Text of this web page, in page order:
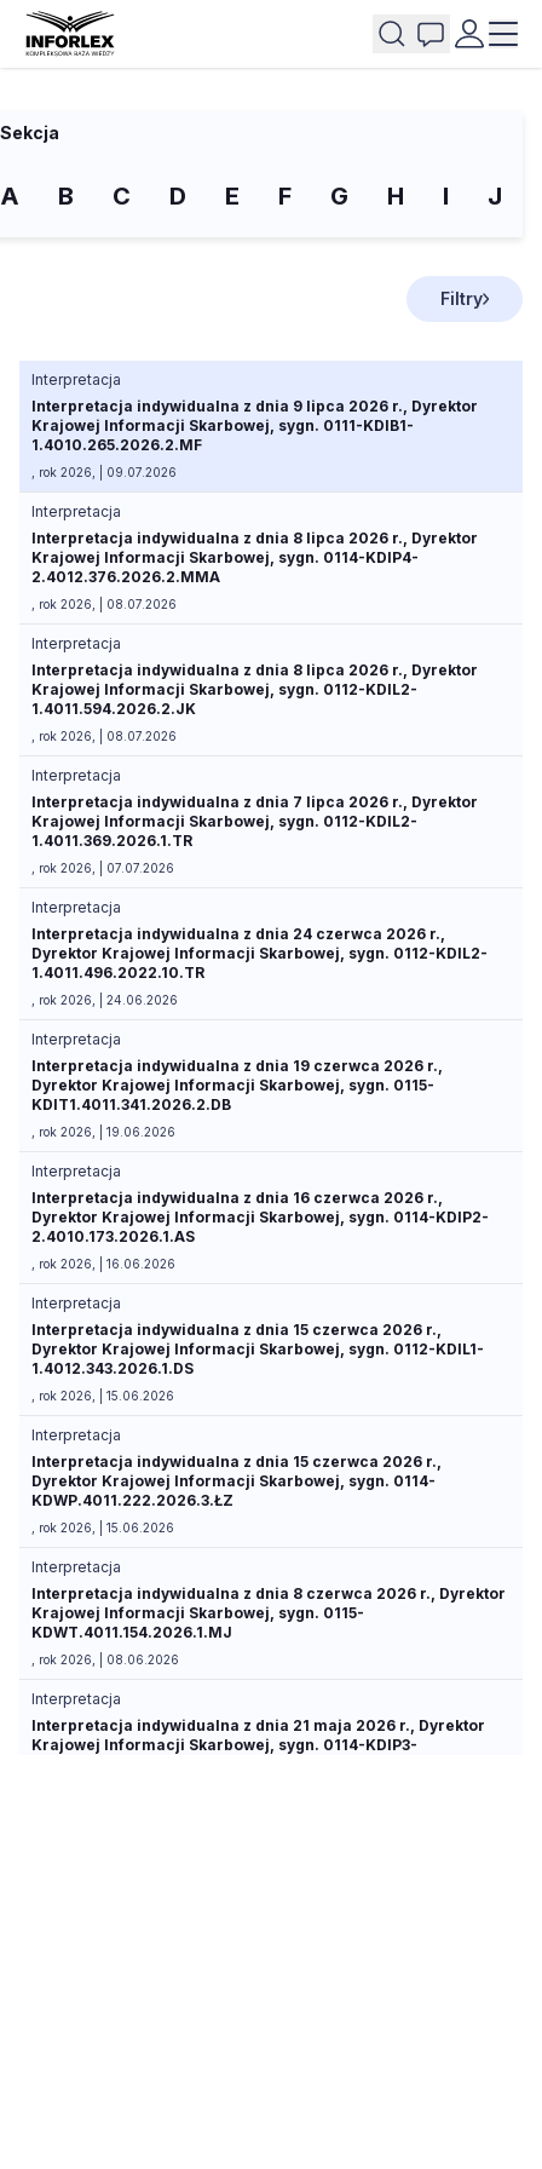
Sekcja
A B C D E F G H I J
Filtry
Interpretacja
Interpretacja indywidualna z dnia 9 lipca 2026 r., Dyrektor
Krajowej Informacji Skarbowej, sygn. 0111-KDIB1-
1.4010.265.2026.2.MF
, rok 2026, | 09.07.2026
Interpretacja
Interpretacja indywidualna z dnia 8 lipca 2026 r., Dyrektor
Krajowej Informacji Skarbowej, sygn. 0114-KDIP4-
2.4012.376.2026.2.MMA
, rok 2026, | 08.07.2026
Interpretacja
Interpretacja indywidualna z dnia 8 lipca 2026 r., Dyrektor
Krajowej Informacji Skarbowej, sygn. 0112-KDIL2-
1.4011.594.2026.2.JK
, rok 2026, | 08.07.2026
Interpretacja
Interpretacja indywidualna z dnia 7 lipca 2026 r., Dyrektor
Krajowej Informacji Skarbowej, sygn. 0112-KDIL2-
1.4011.369.2026.1.TR
, rok 2026, | 07.07.2026
Interpretacja
Interpretacja indywidualna z dnia 24 czerwca 2026 r.,
Dyrektor Krajowej Informacji Skarbowej, sygn. 0112-KDIL2-
1.4011.496.2022.10.TR
, rok 2026, | 24.06.2026
Interpretacja
Interpretacja indywidualna z dnia 19 czerwca 2026 r.,
Dyrektor Krajowej Informacji Skarbowej, sygn. 0115-
KDIT1.4011.341.2026.2.DB
, rok 2026, | 19.06.2026
Interpretacja
Interpretacja indywidualna z dnia 16 czerwca 2026 r.,
Dyrektor Krajowej Informacji Skarbowej, sygn. 0114-KDIP2-
2.4010.173.2026.1.AS
, rok 2026, | 16.06.2026
Interpretacja
Interpretacja indywidualna z dnia 15 czerwca 2026 r.,
Dyrektor Krajowej Informacji Skarbowej, sygn. 0112-KDIL1-
1.4012.343.2026.1.DS
, rok 2026, | 15.06.2026
Interpretacja
Interpretacja indywidualna z dnia 15 czerwca 2026 r.,
Dyrektor Krajowej Informacji Skarbowej, sygn. 0114-
KDWP.4011.222.2026.3.ŁZ
, rok 2026, | 15.06.2026
Interpretacja
Interpretacja indywidualna z dnia 8 czerwca 2026 r., Dyrektor
Krajowej Informacji Skarbowej, sygn. 0115-
KDWT.4011.154.2026.1.MJ
, rok 2026, | 08.06.2026
Interpretacja
Interpretacja indywidualna z dnia 21 maja 2026 r., Dyrektor
Krajowej Informacji Skarbowej, sygn. 0114-KDIP3-